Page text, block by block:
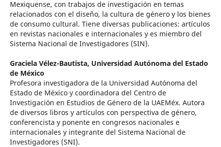
Mexiquense, con trabajos de investigación en temas
relacionados con el diseño, la cultura de género y los bienes
de consumo cultural. Tiene diversas publicaciones: artículos
en revistas nacionales e internacionales y es miembro del
Sistema Nacional de Investigadores (SIN).
Graciela Vélez-Bautista, Universidad Autónoma del Estado
de México
Profesora investigadora de la Universidad Autónoma del
Estado de México y coordinadora del Centro de
Investigación en Estudios de Género de la UAEMéx. Autora
de diversos libros y artículos con perspectiva de género,
conferencista y ponente en congresos nacionales e
internacionales y integrante del Sistema Nacional de
Investigadores (SNI).